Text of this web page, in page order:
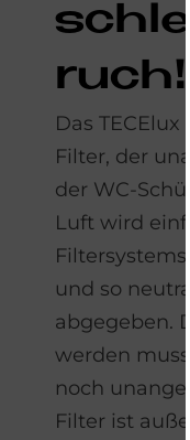
ruch!
Das
Filter, der
der WC-
Luft wird
und so
abgegeben.
werden
noch
Filter ist